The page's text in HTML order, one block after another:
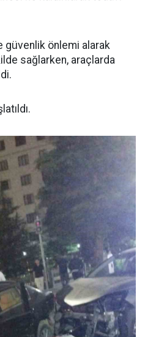
güvenlik önlemi alarak
sağlarken, araçlarda